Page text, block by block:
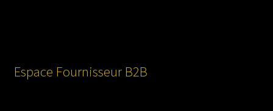
Espace Fournisseur B2B